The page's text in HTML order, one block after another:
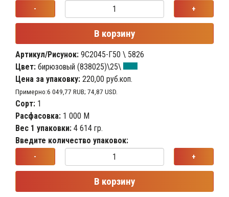
- +
В корзину
Артикул/Рисунок: 9С2045-Г50 \ 5826
Цвет: бирюзовый (838025)\25\
Цена за упаковку: 220,00 руб.коп.
Примерно:6 049,77 RUB; 74,87 USD.
Сорт: 1
Расфасовка: 1 000 М
Вес 1 упаковки: 4 614 гр.
Введите количество упаковок:
- +
В корзину